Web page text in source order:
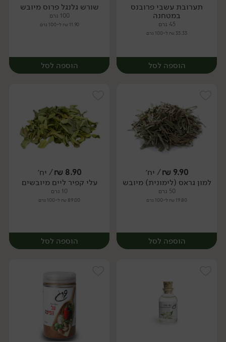
יח׳ יח׳
תערובת עשבי פרובנס
במטחנה
45 גרם
35.33 ₪ ל-100 גרם
הוספה לסל
יח׳
שורש גלנגל פרוס מיובש
100 גרם
11.90 ₪ ל-100 גרם
הוספה לסל
יח׳
9.90
₪/ יח׳
למון גראס (לימונית) מיובש
50 גרם
19.80 ₪ ל-100 גרם
הוספה לסל
8.90
₪/ יח׳
עלי קפיר ליים מיובשים
10 גרם
89.00 ₪ ל-100 גרם
הוספה לסל